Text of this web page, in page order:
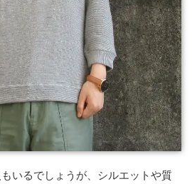
いるでしょうが、シルエットや質